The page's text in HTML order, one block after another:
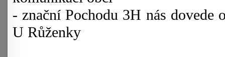
- znační Pochodu 3H nás dovede
U Růženky